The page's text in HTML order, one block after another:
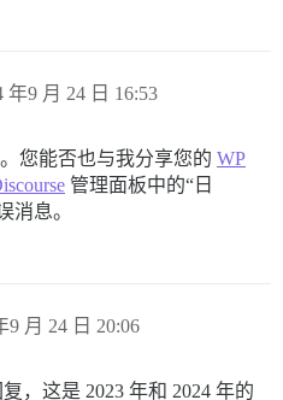
年9 月 24 日 16:53
您能否也与我分享您的 WP
管理面板中的“日
消息。
9 月 24 日 20:06
，这是 2023 年和 2024 年的